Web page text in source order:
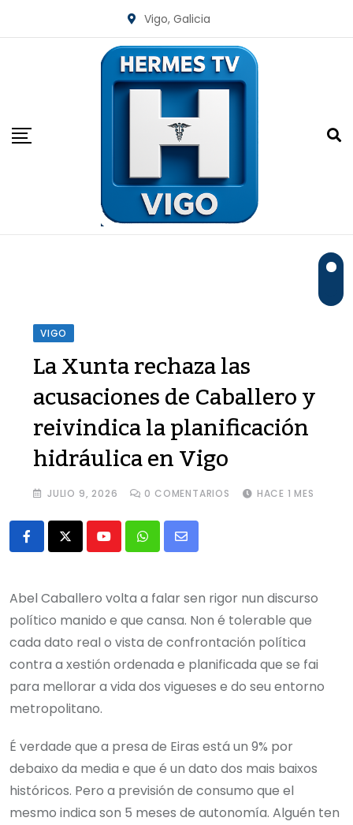
Vigo, Galicia
VIGO
La Xunta rechaza las
acusaciones de Caballero y
reivindica la planificación
hidráulica en Vigo
JULIO 9, 2026 0 COMENTARIOS HACE 1 MES
Abel Caballero volta a falar sen rigor nun discurso
político manido e que cansa. Non é tolerable que
cada dato real o vista de confrontación política
contra a xestión ordenada e planificada que se fai
para mellorar a vida dos vigueses e do seu entorno
metropolitano.
É verdade que a presa de Eiras está un 9% por
debaixo da media e que é un dato dos mais baixos
históricos. Pero a previsión de consumo que el
mesmo indica son 5 meses de autonomía. Alguén ten